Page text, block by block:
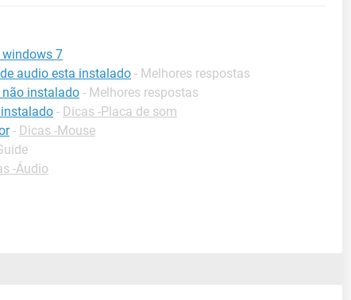
7
audio esta instalado - Melhores respostas
instalado - Melhores respostas
- Dicas -Placa de som
- Dicas -Mouse
-Áudio